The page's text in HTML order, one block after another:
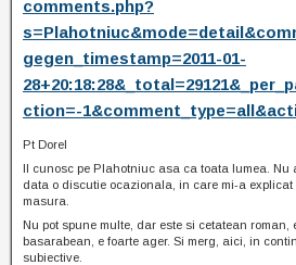
comments.php?
gegen_timestamp=2011-01-
ction=-
Pt Dorel
Il cunosc pe Plahotniuc asa ca toata lumea. Nu
data o discutie ocazionala, in care mi-a
masura.
Nu pot spune multe, dar este si cetatean roman,
basarabean, e foarte ager. Si merg, aici, in
subiective.